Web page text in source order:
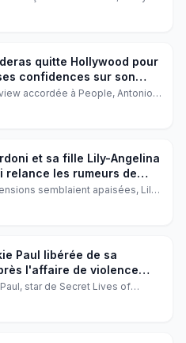
philosophie. Dans une
l'acteur assume les avis
quitte Hollywood pour
confidences sur son
accordée à People, Antonio
sur son départ d'Hollywood
L'acteur de 65 ans évoque avec
et sa fille Lily-Angelina
relance les rumeurs de
semblaient apaisées, Lily-
de Lucie Bernardoni, a publié
réagir. Les fans s'interrogent :
Paul libérée de sa
l'affaire de violence
star de Secret Lives of
tourne la page. Le juge a
sa probation de trois ans,